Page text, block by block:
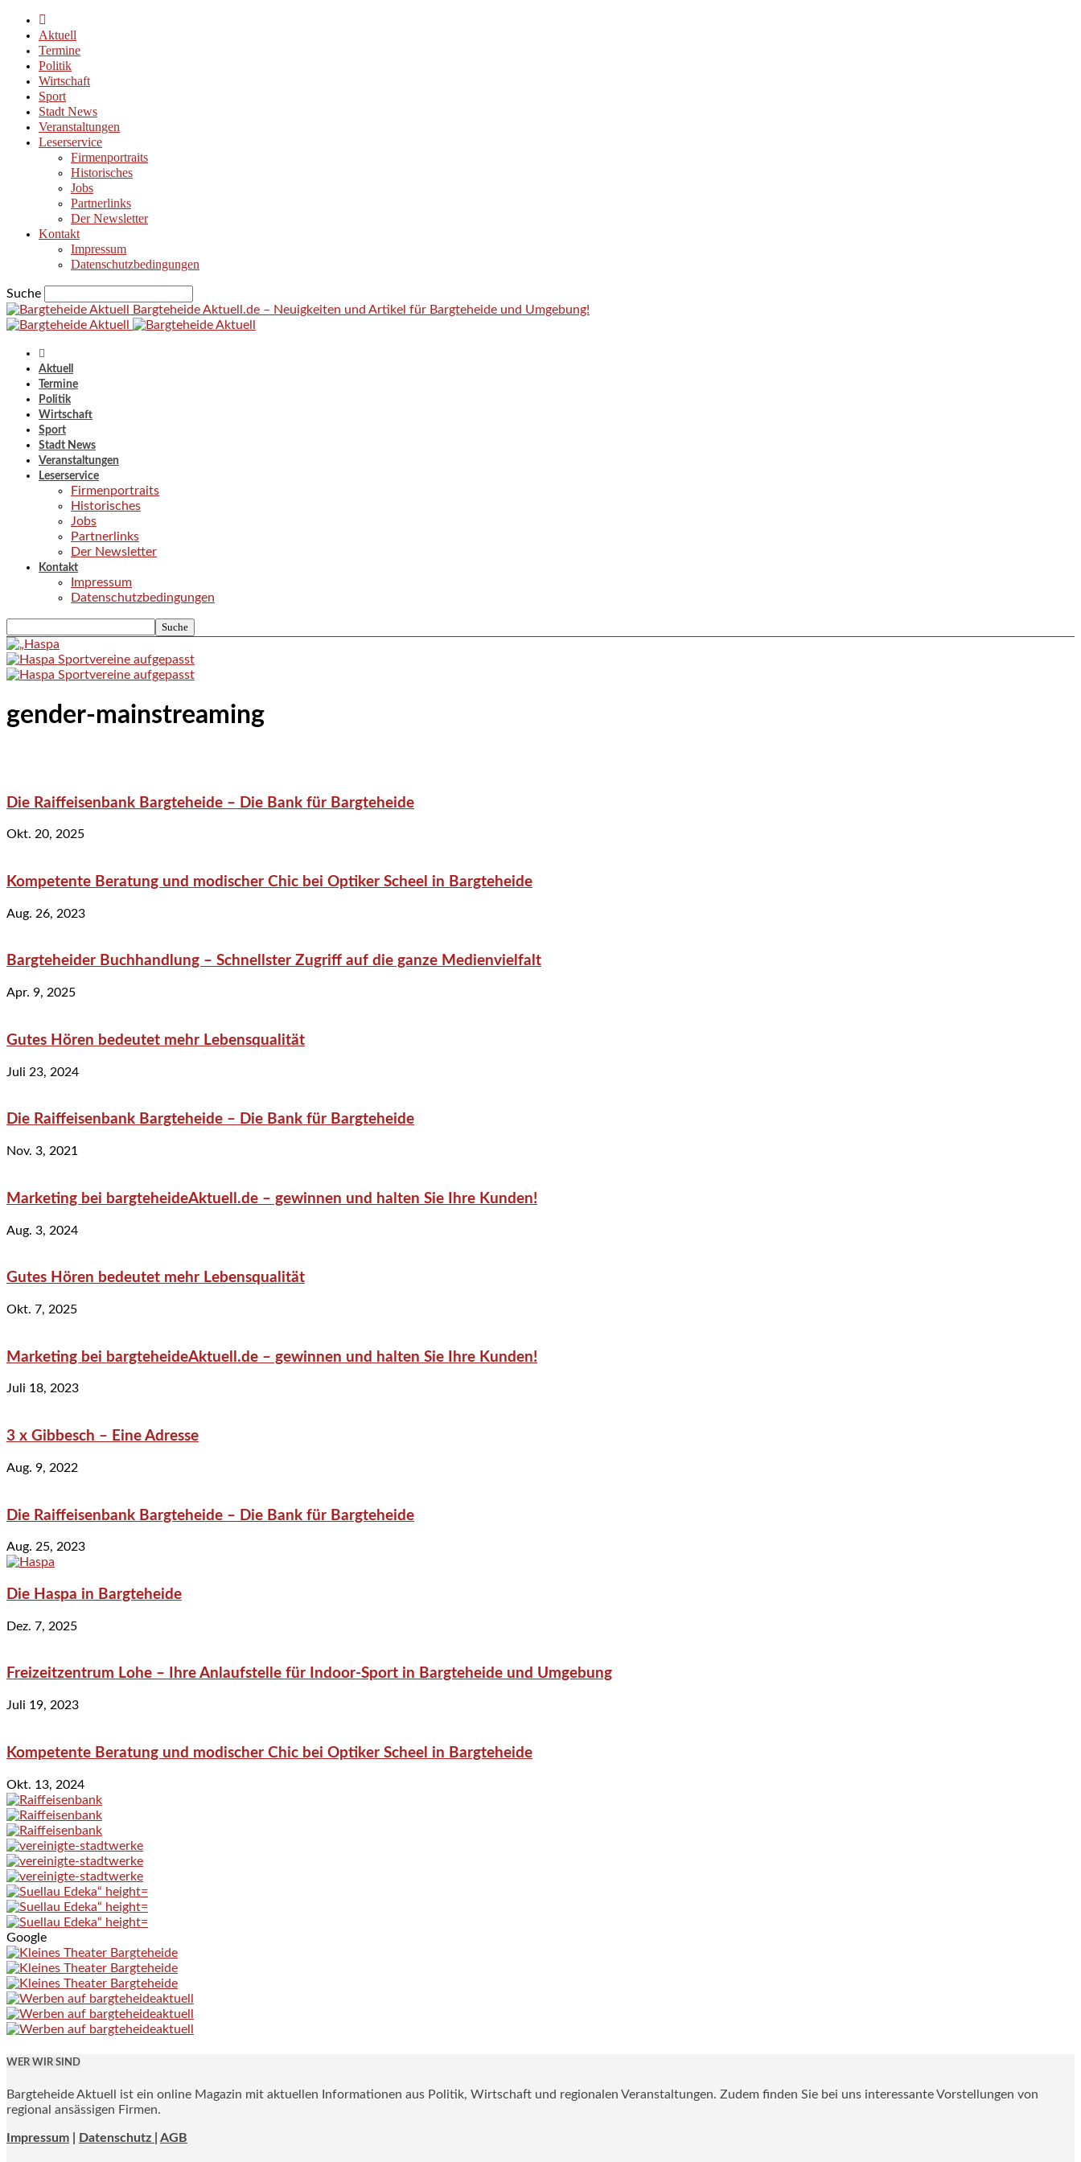
Aktuell
Termine
Politik
Wirtschaft
Sport
Stadt News
Veranstaltungen
Leserservice
Firmenportraits
Historisches
Jobs
Partnerlinks
Der Newsletter
Kontakt
Impressum
Datenschutzbedingungen
Suche
Bargteheide Aktuell.de – Neuigkeiten und Artikel für Bargteheide und Umgebung!
Aktuell
Termine
Politik
Wirtschaft
Sport
Stadt News
Veranstaltungen
Leserservice
Firmenportraits
Historisches
Jobs
Partnerlinks
Der Newsletter
Kontakt
Impressum
Datenschutzbedingungen
gender-mainstreaming
Die Raiffeisenbank Bargteheide – Die Bank für Bargteheide
Okt. 20, 2025
Kompetente Beratung und modischer Chic bei Optiker Scheel in Bargteheide
Aug. 26, 2023
Bargteheider Buchhandlung – Schnellster Zugriff auf die ganze Medienvielfalt
Apr. 9, 2025
Gutes Hören bedeutet mehr Lebensqualität
Juli 23, 2024
Die Raiffeisenbank Bargteheide – Die Bank für Bargteheide
Nov. 3, 2021
Marketing bei bargteheideAktuell.de – gewinnen und halten Sie Ihre Kunden!
Aug. 3, 2024
Gutes Hören bedeutet mehr Lebensqualität
Okt. 7, 2025
Marketing bei bargteheideAktuell.de – gewinnen und halten Sie Ihre Kunden!
Juli 18, 2023
3 x Gibbesch – Eine Adresse
Aug. 9, 2022
Die Raiffeisenbank Bargteheide – Die Bank für Bargteheide
Aug. 25, 2023
Die Haspa in Bargteheide
Dez. 7, 2025
Freizeitzentrum Lohe – Ihre Anlaufstelle für Indoor-Sport in Bargteheide und Umgebung
Juli 19, 2023
Kompetente Beratung und modischer Chic bei Optiker Scheel in Bargteheide
Okt. 13, 2024
Google
WER WIR SIND
Bargteheide Aktuell ist ein online Magazin mit aktuellen Informationen aus Politik, Wirtschaft und regionalen Veranstaltungen. Zudem finden Sie bei uns interessante Vorstellungen von
regional ansässigen Firmen.
Impressum Datenschutz | AGB